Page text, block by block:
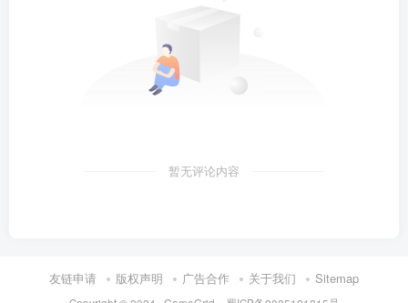
暂无评论内容
友链申请 版权声明 广告合作 关于我们 Sitemap